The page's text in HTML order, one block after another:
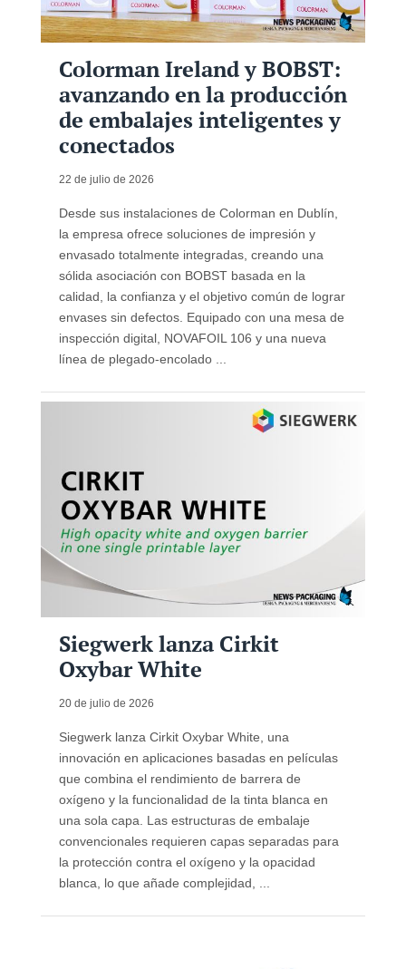
Colorman Ireland y BOBST:
avanzando en la producción
de embalajes inteligentes y
conectados
22 de julio de 2026
Desde sus instalaciones de Colorman en Dublín,
la empresa ofrece soluciones de impresión y
envasado totalmente integradas, creando una
sólida asociación con BOBST basada en la
calidad, la confianza y el objetivo común de lograr
envases sin defectos. Equipado con una mesa de
inspección digital, NOVAFOIL 106 y una nueva
línea de plegado-encolado ...
Siegwerk lanza Cirkit
Oxybar White
20 de julio de 2026
Siegwerk lanza Cirkit Oxybar White, una
innovación en aplicaciones basadas en películas
que combina el rendimiento de barrera de
oxígeno y la funcionalidad de la tinta blanca en
una sola capa. Las estructuras de embalaje
convencionales requieren capas separadas para
la protección contra el oxígeno y la opacidad
blanca, lo que añade complejidad, ...